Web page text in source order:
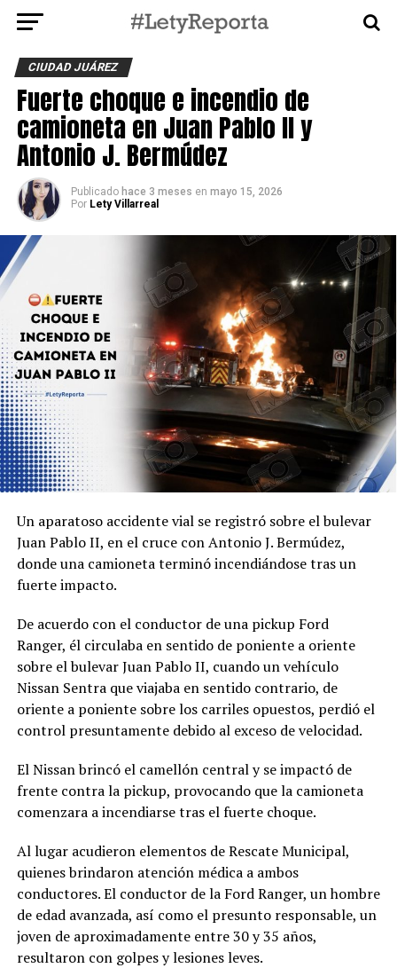
CIUDAD JUÁREZ
Fuerte choque e incendio de
camioneta en Juan Pablo II y
Antonio J. Bermúdez
Publicado hace 3 meses en mayo 15, 2026
Por Lety Villarreal
Un aparatoso accidente vial se registró sobre el bulevar
Juan Pablo II, en el cruce con Antonio J. Bermúdez,
donde una camioneta terminó incendiándose tras un
fuerte impacto.
De acuerdo con el conductor de una pickup Ford
Ranger, él circulaba en sentido de poniente a oriente
sobre el bulevar Juan Pablo II, cuando un vehículo
Nissan Sentra que viajaba en sentido contrario, de
oriente a poniente sobre los carriles opuestos, perdió el
control presuntamente debido al exceso de velocidad.
El Nissan brincó el camellón central y se impactó de
frente contra la pickup, provocando que la camioneta
comenzara a incendiarse tras el fuerte choque.
Al lugar acudieron elementos de Rescate Municipal,
quienes brindaron atención médica a ambos
conductores. El conductor de la Ford Ranger, un hombre
de edad avanzada, así como el presunto responsable, un
joven de aproximadamente entre 30 y 35 años,
resultaron con golpes y lesiones leves.